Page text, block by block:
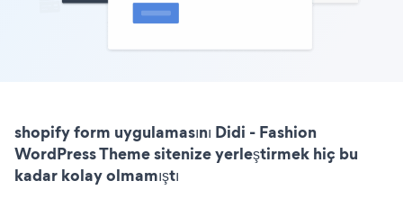
shopify form uygulamasını Didi - Fashion
WordPress Theme sitenize yerleştirmek hiç bu
kadar kolay olmamıştı